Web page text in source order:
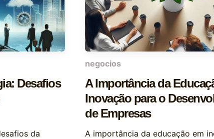
Desafios
da
negocios
A Importância da
Inovação para o
de Empresas
A importância da educação em